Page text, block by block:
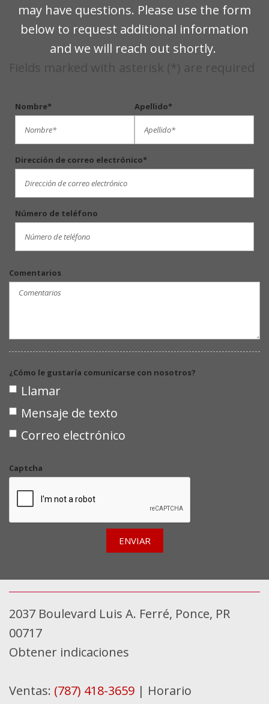
may have questions. Please use the form
below to request additional information
and we will reach out shortly.
Fields marked with asterisk (*) are required
Nombre* Apellido*
Dirección de correo electrónico*
Número de teléfono
Comentarios
¿Cómo le gustaría comunicarse con nosotros?
Llamar
Mensaje de texto
Correo electrónico
Captcha
ENVIAR
2037 Boulevard Luis A. Ferré, Ponce, PR
00717
Obtener indicaciones
Ventas: (787) 418-3659 | Horario